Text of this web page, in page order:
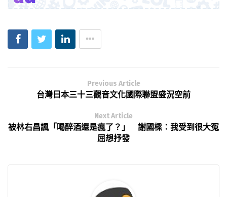
Previous Article
台灣日本三十三觀音文化國際聯盟盛況空前
Next Article
被林右昌諷「喝醉酒還是瘋了？」 謝國樑：我受到很大冤
屈想抒發